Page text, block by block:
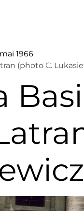
1966
(photo C.